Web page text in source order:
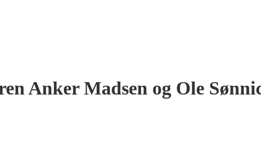
Anker Madsen og Ole